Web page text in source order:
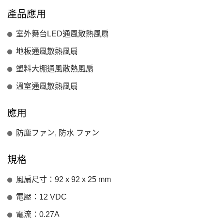
產品應用
室外舞台LED通風散熱風扇
地板通風散熱風扇
塑料大棚通風散熱風扇
溫室通風散熱風扇
應用
防塵ファン, 防水 ファン
規格
風扇尺寸：92 x 92 x 25 mm
電壓：12 VDC
電流：0.27A